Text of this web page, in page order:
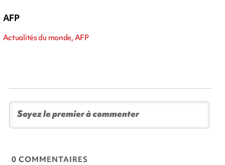
AFP
Actualités du monde, AFP
0 COMMENTAIRES